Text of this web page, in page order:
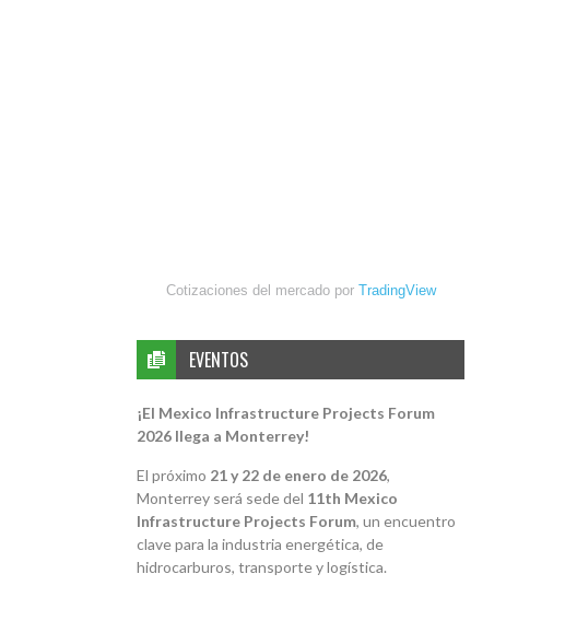
Cotizaciones del mercado por TradingView
EVENTOS
¡El Mexico Infrastructure Projects Forum
2026 llega a Monterrey!
El próximo 21 y 22 de enero de 2026,
Monterrey será sede del 11th Mexico
Infrastructure Projects Forum, un encuentro
clave para la industria energética, de
hidrocarburos, transporte y logística.